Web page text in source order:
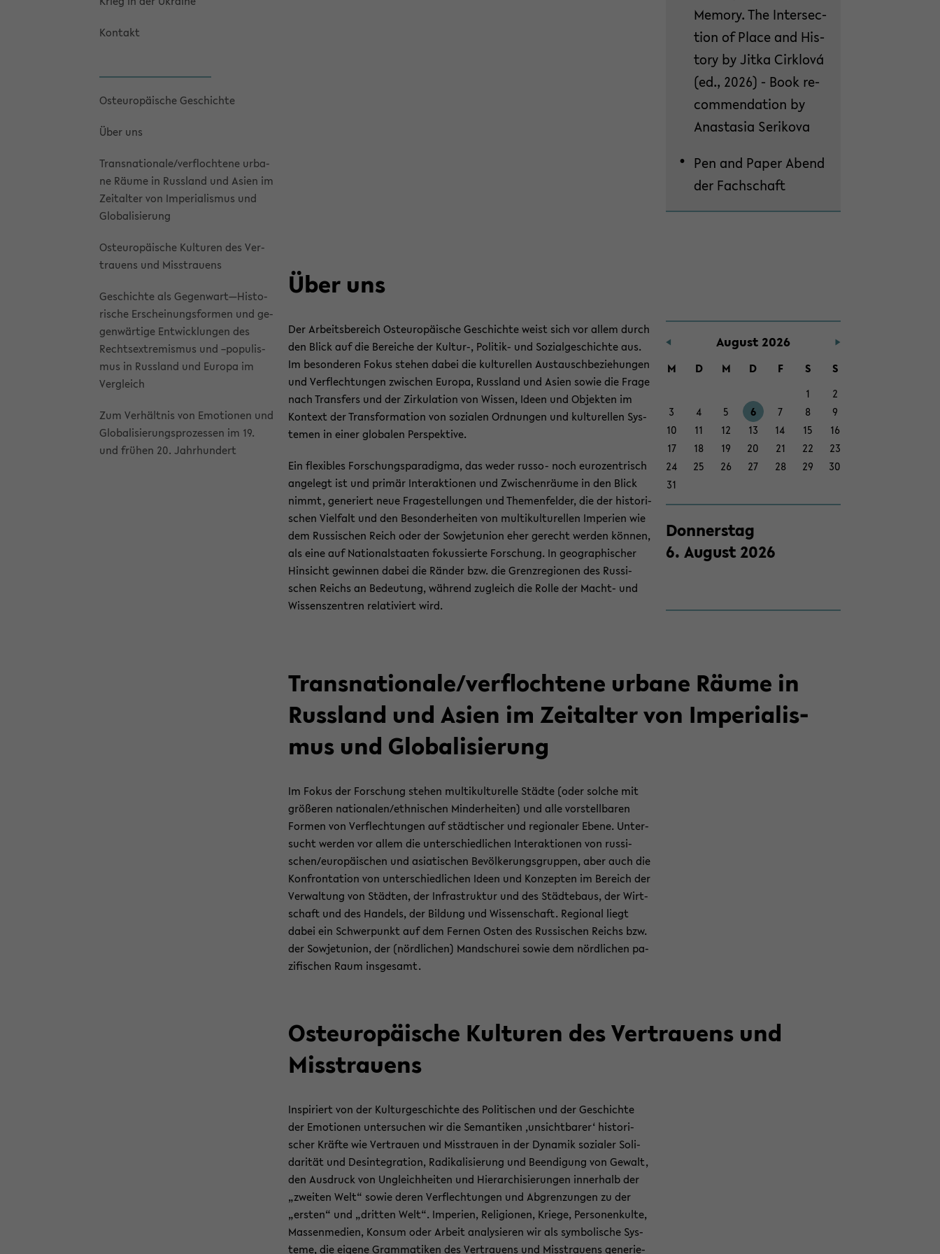
Kon­takt
Ost­eu­ro­päi­sche Ge­schich­te
Über uns
Trans­na­tio­na­le/ver­floch­te­ne ur­ba­
ne Räume in Russ­land und Asien im
Zeit­al­ter von Im­pe­ria­lis­mus und
Glo­ba­li­sie­rung
Ost­eu­ro­päi­sche Kul­tu­ren des Ver­
trau­ens und Miss­trau­ens
Ge­schich­te als Ge­gen­wart—His­to­
ri­sche Er­schei­nungs­for­men und ge­
gen­wär­ti­ge Ent­wick­lun­gen des
Rechts­ex­tre­mis­mus und –po­pu­lis­
mus in Russ­land und Eu­ro­pa im
Ver­gleich
Zum Ver­hält­nis von Emo­tio­nen und
Glo­ba­li­sie­rungs­pro­zes­sen im 19.
und frü­hen 20. Jahr­hun­dert
Me­mo­ry. The In­ter­sec­
tion of Place and His­
to­ry by Jitka Cirk­lová
(ed., 2026) - Book re­
com­men­da­ti­on by
Ana­sta­sia Se­ri­ko­va
Pen and Paper Abend
der Fach­schaft
Über uns
Haupt­
in­
Sek­
ti­
on
wech­
seln
Au­gust 2026
M D M D F S
S
1
2
3
4 5 6 7 8
9
10
11 12 13 14 15
16
17
18 19 20 21 22
23
24
25 26 27 28 29
30
31
Don­ners­tag
6.Au­gust2026
Der Ar­beits­be­reich Ost­eu­ro­päi­sche Ge­schich­te weist sich vor allem durch
den Blick auf die Be­rei­che der Kultur-​, Politik-​ und So­zi­al­ge­schich­te aus.
Im be­son­de­ren Fokus ste­hen dabei die kul­tu­rel­len Aus­tausch­be­zie­hun­gen
und Ver­flech­tun­gen zwi­schen Eu­ro­pa, Russ­land und Asien sowie die Frage
nach Trans­fers und der Zir­ku­la­ti­on von Wis­sen, Ideen und Ob­jek­ten im
Kon­text der Trans­for­ma­ti­on von so­zia­len Ord­nun­gen und kul­tu­rel­len Sys­
te­men in einer glo­ba­len Per­spek­ti­ve.
Ein fle­xi­bles For­schungs­pa­ra­dig­ma, das weder russo-​ noch eu­ro­zen­trisch
an­ge­legt ist und pri­mär In­ter­ak­tio­nen und Zwi­schen­räu­me in den Blick
nimmt, ge­ne­riert neue Fra­ge­stel­lun­gen und The­men­fel­der, die der his­to­ri­
schen Viel­falt und den Be­son­der­hei­ten von mul­ti­kul­tu­rel­len Im­pe­ri­en wie
dem Rus­si­schen Reich oder der So­wjet­uni­on eher ge­recht wer­den kön­nen,
als eine auf Na­tio­nal­staa­ten fo­kus­sier­te For­schung. In geo­gra­phi­scher
Hin­sicht ge­win­nen dabei die Rän­der bzw. die Grenz­re­gio­nen des Rus­si­
schen Reichs an Be­deu­tung, wäh­rend zu­gleich die Rolle der Macht-​ und
Wis­sens­zen­tren re­la­ti­viert wird.
Trans­na­tio­na­le/ver­floch­te­ne ur­ba­ne Räume in
Russ­land und Asien im Zeit­al­ter von Im­pe­ria­lis­
mus und Glo­ba­li­sie­rung
Im Fokus der For­schung ste­hen mul­ti­kul­tu­rel­le Städ­te (oder sol­che mit
grö­ße­ren na­tio­na­len/eth­ni­schen Min­der­hei­ten) und alle vor­stell­ba­ren
For­men von Ver­flech­tun­gen auf städ­ti­scher und re­gio­na­ler Ebene. Un­ter­
sucht wer­den vor allem die un­ter­schied­li­chen In­ter­ak­tio­nen von rus­si­
schen/eu­ro­päi­schen und asia­ti­schen Be­völ­ke­rungs­grup­pen, aber auch die
Kon­fron­ta­ti­on von un­ter­schied­li­chen Ideen und Kon­zep­ten im Be­reich der
Ver­wal­tung von Städ­ten, der In­fra­struk­tur und des Städ­te­baus, der Wirt­
schaft und des Han­dels, der Bil­dung und Wis­sen­schaft. Re­gio­nal liegt
dabei ein Schwer­punkt auf dem Fer­nen Osten des Rus­si­schen Reichs bzw.
der So­wjet­uni­on, der (nörd­li­chen) Man­dschu­rei sowie dem nörd­li­chen pa­
zi­fi­schen Raum ins­ge­samt.
Ost­eu­ro­päi­sche Kul­tu­ren des Ver­trau­ens und
Miss­trau­ens
In­spi­riert von der Kul­tur­ge­schich­te des Po­li­ti­schen und der Ge­schich­te
der Emo­tio­nen un­ter­su­chen wir die Se­man­ti­ken ‚un­sicht­ba­rer‘ his­to­ri­
scher Kräf­te wie Ver­trau­en und Miss­trau­en in der Dy­na­mik so­zia­ler So­li­
da­ri­tät und Des­in­te­gra­ti­on, Ra­di­ka­li­sie­rung und Be­en­di­gung von Ge­walt,
den Aus­druck von Un­gleich­hei­ten und Hier­ar­chi­sie­run­gen in­ner­halb der
„zwei­ten Welt“ sowie deren Ver­flech­tun­gen und Ab­gren­zun­gen zu der
„ers­ten“ und „drit­ten Welt“. Im­pe­ri­en, Re­li­gio­nen, Krie­ge, Per­so­nen­kul­te,
Mas­sen­me­di­en, Kon­sum oder Ar­beit ana­ly­sie­ren wir als sym­bo­li­sche Sys­
te­me, die ei­ge­ne Gram­ma­ti­ken des Ver­trau­ens und Miss­trau­ens ge­ne­rie­